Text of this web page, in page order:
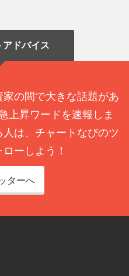
アドバイス
の間で大きな話題があ
上昇ワードを速報しま
は、チャートなびのツ
ーしよう！
ターへ